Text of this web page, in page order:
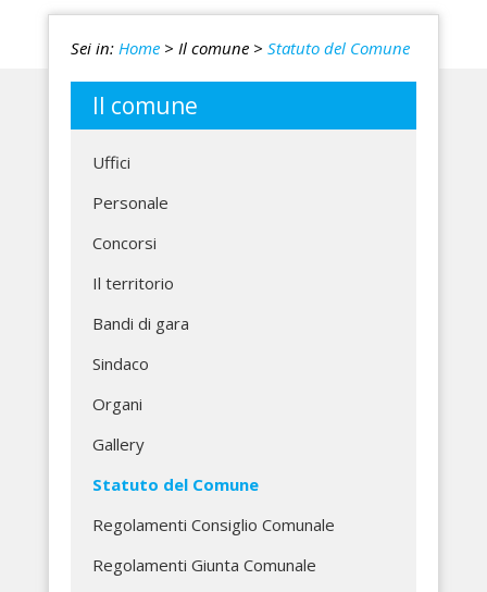
Sei in: Home > Il comune > Statuto del Comune
Il comune
Uffici
Personale
Concorsi
Il territorio
Bandi di gara
Sindaco
Organi
Gallery
Statuto del Comune
Regolamenti Consiglio Comunale
Regolamenti Giunta Comunale